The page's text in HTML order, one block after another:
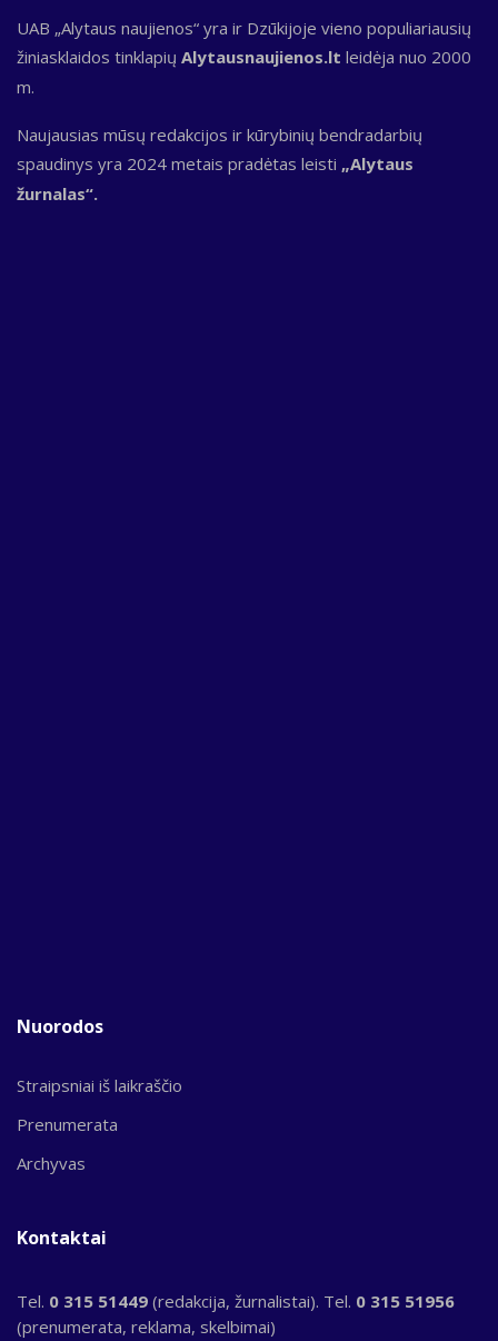
UAB „Alytaus naujienos“ yra ir Dzūkijoje vieno populiariausių
žiniasklaidos tinklapių Alytausnaujienos.lt leidėja nuo 2000
m.
Naujausias mūsų redakcijos ir kūrybinių bendradarbių
spaudinys yra 2024 metais pradėtas leisti „Alytaus
žurnalas“.
Nuorodos
Straipsniai iš laikraščio
Prenumerata
Archyvas
Kontaktai
Tel. 0 315 51449 (redakcija, žurnalistai). Tel. 0 315 51956
(prenumerata, reklama, skelbimai)